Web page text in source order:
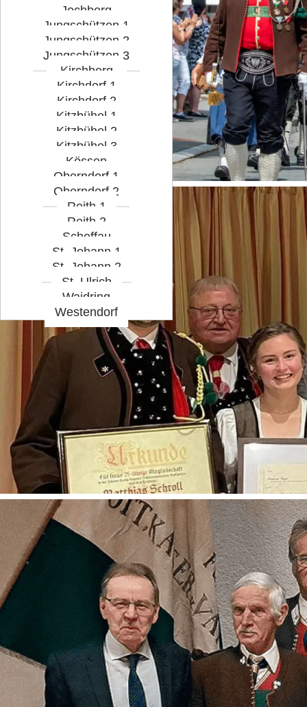
Jochberg
Jungschützen 1
Jungschützen 2
Jungschützen 3
Kirchberg
Kirchdorf 1
Kirchdorf 2
Kitzbühel 1
Kitzbühel 2
Kitzbühel 3
Kössen
Oberndorf 1
Oberndorf 2
Reith 1
Reith 2
Scheffau
St. Johann 1
St. Johann 2
St. Ulrich
Waidring
Westendorf